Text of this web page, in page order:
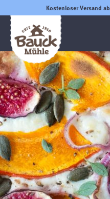
Kostenloser Versand